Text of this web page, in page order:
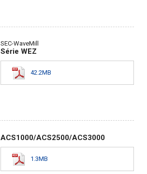
SEC-WaveMill
Série WEZ
42.2MB
ACS1000/ACS2500/ACS3000
1.3MB